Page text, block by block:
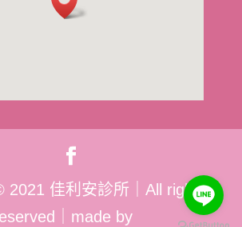
2021 佳利安診所｜All rights
｜made by